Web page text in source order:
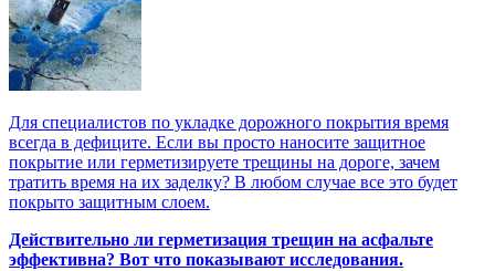
Для специалистов по укладке дорожного покрытия время
всегда в дефиците. Если вы просто наносите защитное
покрытие или герметизируете трещины на дороге, зачем
тратить время на их заделку? В любом случае все это будет
покрыто защитным слоем.
Действительно ли герметизация трещин на асфальте
эффективна? Вот что показывают исследования.